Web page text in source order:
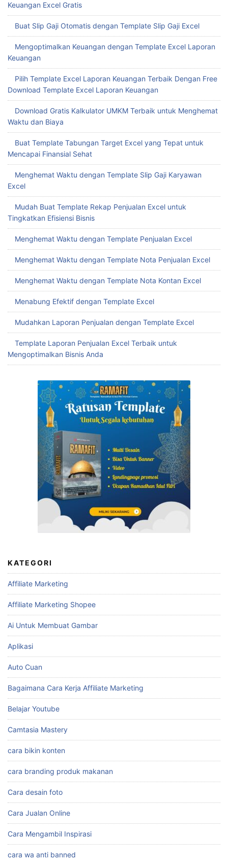
Keuangan Excel Gratis
Buat Slip Gaji Otomatis dengan Template Slip Gaji Excel
Mengoptimalkan Keuangan dengan Template Excel Laporan
Keuangan
Pilih Template Excel Laporan Keuangan Terbaik Dengan Free
Download Template Excel Laporan Keuangan
Download Gratis Kalkulator UMKM Terbaik untuk Menghemat
Waktu dan Biaya
Buat Template Tabungan Target Excel yang Tepat untuk
Mencapai Finansial Sehat
Menghemat Waktu dengan Template Slip Gaji Karyawan
Excel
Mudah Buat Template Rekap Penjualan Excel untuk
Tingkatkan Efisiensi Bisnis
Menghemat Waktu dengan Template Penjualan Excel
Menghemat Waktu dengan Template Nota Penjualan Excel
Menghemat Waktu dengan Template Nota Kontan Excel
Menabung Efektif dengan Template Excel
Mudahkan Laporan Penjualan dengan Template Excel
Template Laporan Penjualan Excel Terbaik untuk
Mengoptimalkan Bisnis Anda
KATEGORI
Affiliate Marketing
Affiliate Marketing Shopee
Ai Untuk Membuat Gambar
Aplikasi
Auto Cuan
Bagaimana Cara Kerja Affiliate Marketing
Belajar Youtube
Camtasia Mastery
cara bikin konten
cara branding produk makanan
Cara desain foto
Cara Jualan Online
Cara Mengambil Inspirasi
cara wa anti banned